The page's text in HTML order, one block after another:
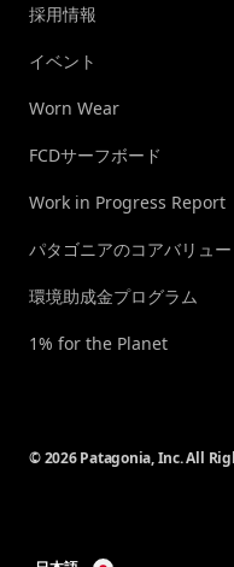
採用情報
イベント
Worn Wear
FCDサーフボード
Work in Progress Report
パタゴニアのコアバリュー
環境助成金プログラム
1% for the Planet
© 2026 Patagonia, Inc. All